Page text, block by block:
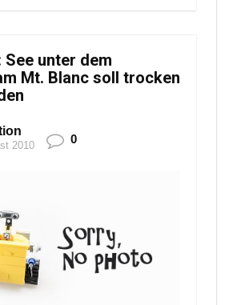
See unter dem
Mt. Blanc soll trocken
2010 0